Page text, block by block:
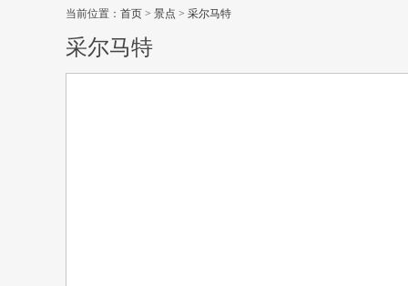
当前位置： 首页 > 景点 > 采尔马特
采尔马特